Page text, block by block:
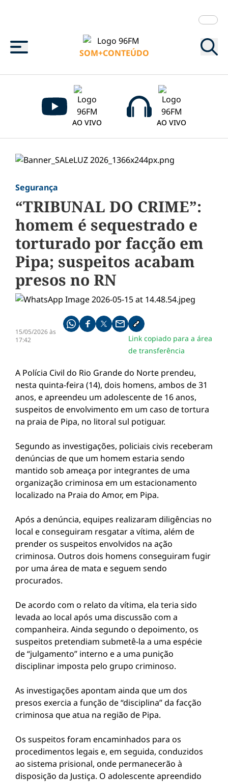
Menu
SOM+CONTEÚDO
AO VIVO AO VIVO
Segurança
“TRIBUNAL DO CRIME”:
homem é sequestrado e
torturado por facção em
Pipa; suspeitos acabam
presos no RN
15/05/2026 às
17:42
Compartilhe pelo whatsapp
Compartilhar no facebook
Compartilhar no twitter
Compartilhe pelo email
Copiar link da notícia
Link copiado para a área
de transferência
A Polícia Civil do Rio Grande do Norte prendeu,
nesta quinta-feira (14), dois homens, ambos de 31
anos, e apreendeu um adolescente de 16 anos,
suspeitos de envolvimento em um caso de tortura
na praia de Pipa, no litoral sul potiguar.
Segundo as investigações, policiais civis receberam
denúncias de que um homem estaria sendo
mantido sob ameaça por integrantes de uma
organização criminosa em um estacionamento
localizado na Praia do Amor, em Pipa.
Após a denúncia, equipes realizaram diligências no
local e conseguiram resgatar a vítima, além de
prender os suspeitos envolvidos na ação
criminosa. Outros dois homens conseguiram fugir
por uma área de mata e seguem sendo
procurados.
De acordo com o relato da vítima, ela teria sido
levada ao local após uma discussão com a
companheira. Ainda segundo o depoimento, os
suspeitos pretendiam submetê-la a uma espécie
de “julgamento” interno e a uma punição
disciplinar imposta pelo grupo criminoso.
As investigações apontam ainda que um dos
presos exercia a função de “disciplina” da facção
criminosa que atua na região de Pipa.
Os suspeitos foram encaminhados para os
procedimentos legais e, em seguida, conduzidos
ao sistema prisional, onde permanecerão à
disposição da Justiça. O adolescente apreendido